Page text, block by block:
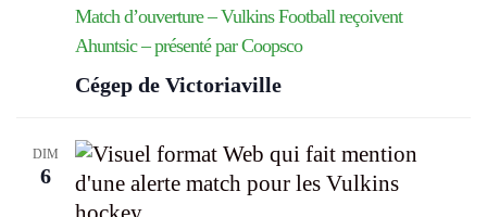
Match d’ouverture – Vulkins Football reçoivent
Ahuntsic – présenté par Coopsco
Cégep de Victoriaville
DIM
6